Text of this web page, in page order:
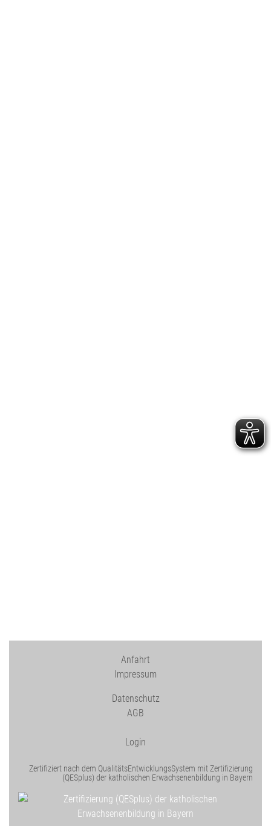
Anfahrt
Impressum
Datenschutz
AGB
Login
Zertifiziert nach dem QualitätsEntwicklungsSystem mit Zertifizierung
(QESplus) der katholischen Erwachsenenbildung in Bayern